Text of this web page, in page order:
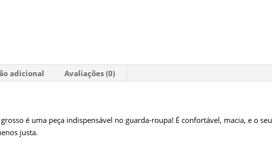
adicional Avaliações (0)
é uma peça indispensável no guarda-roupa! É confortável, macia, e o seu
justa.